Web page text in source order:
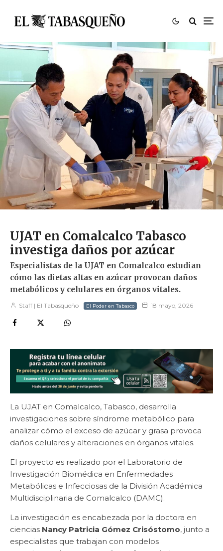
UJAT en Comalcalco Tabasco
investiga daños por azúcar
Especialistas de la UJAT en Comalcalco estudian
cómo las dietas altas en azúcar provocan daños
metabólicos y celulares en órganos vitales.
Staff | El Tabasqueño El Poder en Tabasco 18 mayo, 2026
La UJAT en Comalcalco, Tabasco, desarrolla
investigaciones sobre síndrome metabólico para
analizar cómo el exceso de azúcar y grasa provoca
daños celulares y alteraciones en órganos vitales.
El proyecto es realizado por el Laboratorio de
Investigación Biomédica en Enfermedades
Metabólicas e Infecciosas de la División Académica
Multidisciplinaria de Comalcalco (DAMC).
La investigación es encabezada por la doctora en
ciencias Nancy Patricia Gómez Crisóstomo, junto a
especialistas que trabajan con modelos